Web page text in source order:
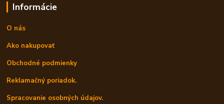
Informácie
O nás
Ako nakupovať
Obchodné podmienky
Reklamačný poriadok.
Spracovanie osobných údajov.